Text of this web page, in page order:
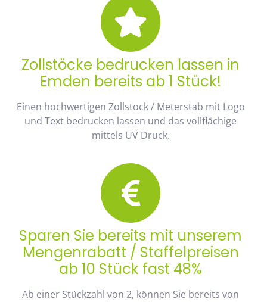
Zollstöcke bedrucken lassen in
Emden bereits ab 1 Stück!
Einen hochwertigen Zollstock / Meterstab mit Logo
und Text bedrucken lassen und das vollflächige
mittels UV Druck.
Sparen Sie bereits mit unserem
Mengenrabatt / Staffelpreisen
ab 10 Stück fast 48%
Ab einer Stückzahl von 2, können Sie bereits von